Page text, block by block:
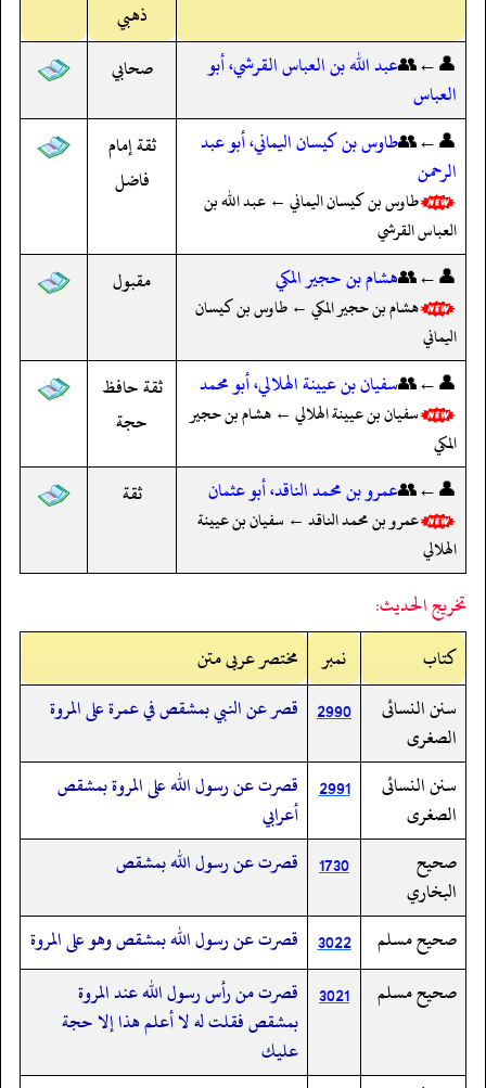
ذهبي
👤←👥عبد الله بن العباس القرشي، أبو
العباس
صحابي
👤←👥طاوس بن كيسان اليماني، أبو عبد
الرحمن
طاوس بن كيسان اليماني ← عبد الله بن
العباس القرشي
ثقة إمام
فاضل
👤←👥هشام بن حجير المكي
هشام بن حجير المكي ← طاوس بن كيسان
اليماني
مقبول
👤←👥سفيان بن عيينة الهلالي، أبو محمد
سفيان بن عيينة الهلالي ← هشام بن حجير
المكي
ثقة حافظ
حجة
👤←👥عمرو بن محمد الناقد، أبو عثمان
عمرو بن محمد الناقد ← سفيان بن عيينة
الهلالي
ثقة
تخريج الحديث:
کتاب
نمبر
مختصر عربی متن
سنن النسائى
الصغرى
2990 قصر عن النبي بمشقص في عمرة على المروة
سنن النسائى
الصغرى
2991
قصرت عن رسول الله على المروة بمشقص
أعرابي
صحيح
البخاري
1730 قصرت عن رسول الله بمشقص
صحيح مسلم 3022 قصرت عن رسول الله بمشقص وهو على المروة
صحيح مسلم
3021
قصرت من رأس رسول الله عند المروة
بمشقص فقلت له لا أعلم هذا إلا حجة
عليك